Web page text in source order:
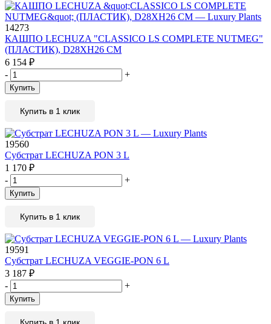
14273
КАШПО LECHUZA "CLASSICO LS COMPLETE NUTMEG"
(ПЛАСТИК), D28XH26 СМ
6 154 ₽
-
+
Купить
Купить в 1 клик
19560
Субстрат LECHUZA PON 3 L
1 170 ₽
-
+
Купить
Купить в 1 клик
19591
Субстрат LECHUZA VEGGIE-PON 6 L
3 187 ₽
-
+
Купить